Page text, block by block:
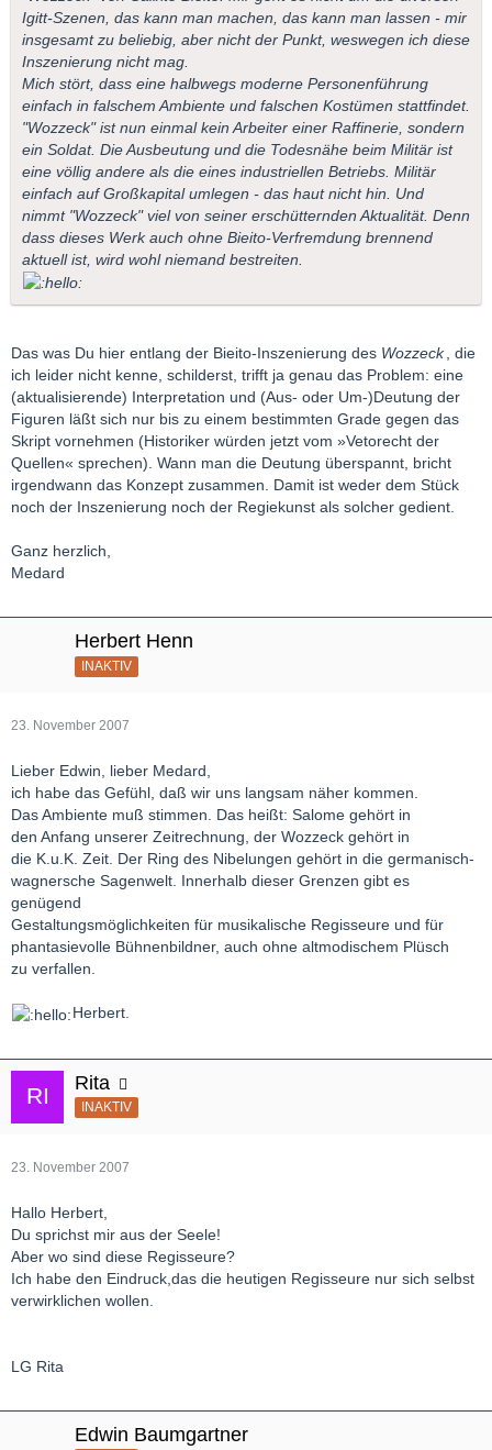
Igitt-Szenen, das kann man machen, das kann man lassen - mir
insgesamt zu beliebig, aber nicht der Punkt, weswegen ich diese
Inszenierung nicht mag.
Mich stört, dass eine halbwegs moderne Personenführung
einfach in falschem Ambiente und falschen Kostümen stattfindet.
"Wozzeck" ist nun einmal kein Arbeiter einer Raffinerie, sondern
ein Soldat. Die Ausbeutung und die Todesnähe beim Militär ist
eine völlig andere als die eines industriellen Betriebs. Militär
einfach auf Großkapital umlegen - das haut nicht hin. Und
nimmt "Wozzeck" viel von seiner erschütternden Aktualität. Denn
dass dieses Werk auch ohne Bieito-Verfremdung brennend
aktuell ist, wird wohl niemand bestreiten.
Das was Du hier entlang der Bieito-Inszenierung des Wozzeck, die
ich leider nicht kenne, schilderst, trifft ja genau das Problem: eine
(aktualisierende) Interpretation und (Aus- oder Um-)Deutung der
Figuren läßt sich nur bis zu einem bestimmten Grade gegen das
Skript vornehmen (Historiker würden jetzt vom »Vetorecht der
Quellen« sprechen). Wann man die Deutung überspannt, bricht
irgendwann das Konzept zusammen. Damit ist weder dem Stück
noch der Inszenierung noch der Regiekunst als solcher gedient.
Ganz herzlich,
Medard
Herbert Henn
INAKTIV
23. November 2007
Lieber Edwin, lieber Medard,
ich habe das Gefühl, daß wir uns langsam näher kommen.
Das Ambiente muß stimmen. Das heißt: Salome gehört in
den Anfang unserer Zeitrechnung, der Wozzeck gehört in
die K.u.K. Zeit. Der Ring des Nibelungen gehört in die germanisch-
wagnersche Sagenwelt. Innerhalb dieser Grenzen gibt es
genügend
Gestaltungsmöglichkeiten für musikalische Regisseure und für
phantasievolle Bühnenbildner, auch ohne altmodischem Plüsch
zu verfallen.
Herbert.
Rita
INAKTIV
23. November 2007
Hallo Herbert,
Du sprichst mir aus der Seele!
Aber wo sind diese Regisseure?
Ich habe den Eindruck,das die heutigen Regisseure nur sich selbst
verwirklichen wollen.
LG Rita
Edwin Baumgartner